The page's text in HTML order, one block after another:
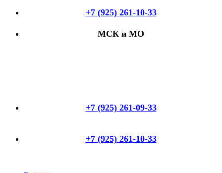
+7 (925) 261-10-33
МСК и МО
+7 (925) 261-09-33
+7 (925) 261-10-33